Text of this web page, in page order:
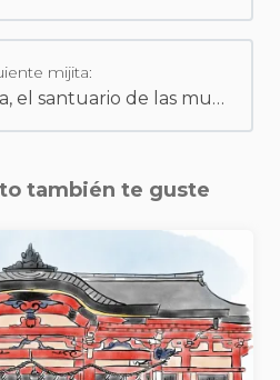
mijita:
Santuario Awashima, el santuario de las muñecas olvidadas
también te guste